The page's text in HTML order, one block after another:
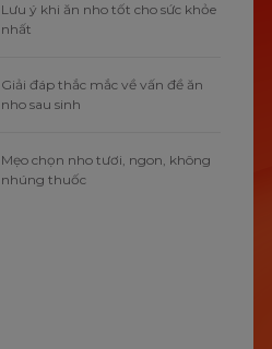
Lưu ý khi ăn nho tốt cho sức khỏe
nhất
Giải đáp thắc mắc về vấn đề ăn
nho sau sinh
Mẹo chọn nho tươi, ngon, không
nhúng thuốc